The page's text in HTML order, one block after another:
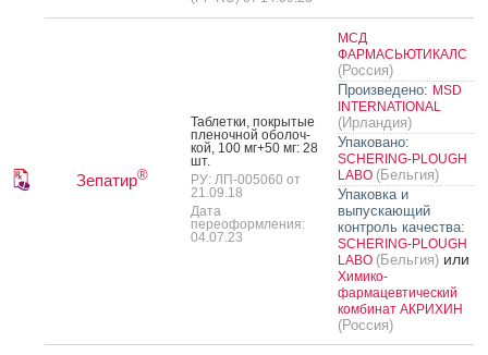
Зепатир®
Таб­летки, пок­ры­тые
пле­ноч­ной обо­лоч­
кой, 100 мг+50 мг: 28
шт.
РУ: ЛП-005060 от
21.09.18
Дата
переоформления:
04.07.23
МСД
ФАРМАСЬЮТИКАЛС
(Россия)
Произведено: MSD
INTERNATIONAL
(Ирландия)
Упаковано:
SCHERING-PLOUGH
LABO (Бельгия)
Упаковка и
выпускающий
контроль качества:
SCHERING-PLOUGH
LABO (Бельгия) или
Химико-
фармацевтический
комбинат АКРИХИН
(Россия)